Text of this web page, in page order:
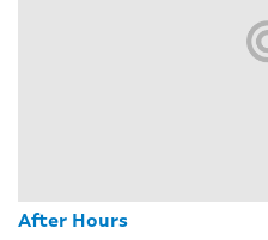
After Hours